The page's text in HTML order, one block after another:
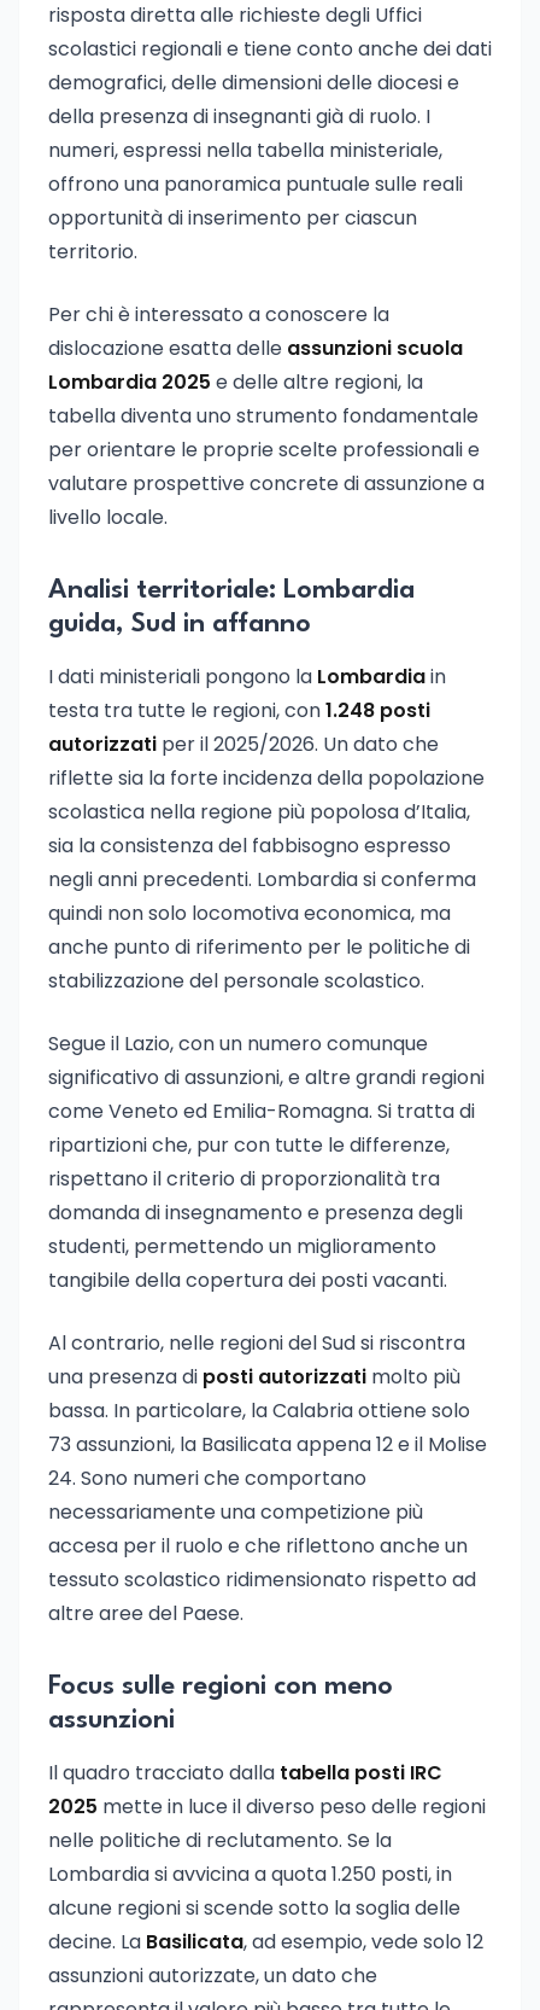
risposta diretta alle richieste degli Uffici
scolastici regionali e tiene conto anche dei dati
demografici, delle dimensioni delle diocesi e
della presenza di insegnanti già di ruolo. I
numeri, espressi nella tabella ministeriale,
offrono una panoramica puntuale sulle reali
opportunità di inserimento per ciascun
territorio.
Per chi è interessato a conoscere la
dislocazione esatta delle assunzioni scuola
Lombardia 2025 e delle altre regioni, la
tabella diventa uno strumento fondamentale
per orientare le proprie scelte professionali e
valutare prospettive concrete di assunzione a
livello locale.
Analisi territoriale: Lombardia
guida, Sud in affanno
I dati ministeriali pongono la Lombardiain
testa tra tutte le regioni, con1.248 posti
autorizzati per il 2025/2026. Un dato che
riflette sia la forte incidenza della popolazione
scolastica nella regione più popolosa d’Italia,
sia la consistenza del fabbisogno espresso
negli anni precedenti. Lombardia si conferma
quindi non solo locomotiva economica, ma
anche punto di riferimento per le politiche di
stabilizzazione del personale scolastico.
Segue il Lazio, con un numero comunque
significativo di assunzioni, e altre grandi regioni
come Veneto ed Emilia-Romagna. Si tratta di
ripartizioni che, pur con tutte le differenze,
rispettano il criterio di proporzionalità tra
domanda di insegnamento e presenza degli
studenti, permettendo un miglioramento
tangibile della copertura dei posti vacanti.
Al contrario, nelle regioni del Sud si riscontra
una presenza di posti autorizzati molto più
bassa. In particolare, la Calabria ottiene solo
73 assunzioni, la Basilicata appena 12 e il Molise
24. Sono numeri che comportano
necessariamente una competizione più
accesa per il ruolo e che riflettono anche un
tessuto scolastico ridimensionato rispetto ad
altre aree del Paese.
Focus sulle regioni con meno
assunzioni
Il quadro tracciato dalla tabella posti IRC
2025 mette in luce il diverso peso delle regioni
nelle politiche di reclutamento. Se la
Lombardia si avvicina a quota 1.250 posti, in
alcune regioni si scende sotto la soglia delle
decine. La Basilicata, ad esempio, vede solo 12
assunzioni autorizzate, un dato che